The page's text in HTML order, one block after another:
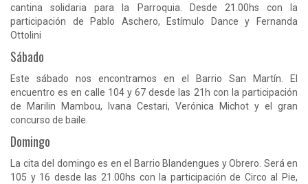
cantina solidaria para la Parroquia. Desde 21.00hs con la
participación de Pablo Aschero, Estímulo Dance y Fernanda
Ottolini
Sábado
Este sábado nos encontramos en el Barrio San Martín. El
encuentro es en calle 104 y 67 desde las 21h con la participación
de Marilin Mambou, Ivana Cestari, Verónica Michot y el gran
concurso de baile.
Domingo
La cita del domingo es en el Barrio Blandengues y Obrero. Será en
105 y 16 desde las 21.00hs con la participación de Circo al Pie,